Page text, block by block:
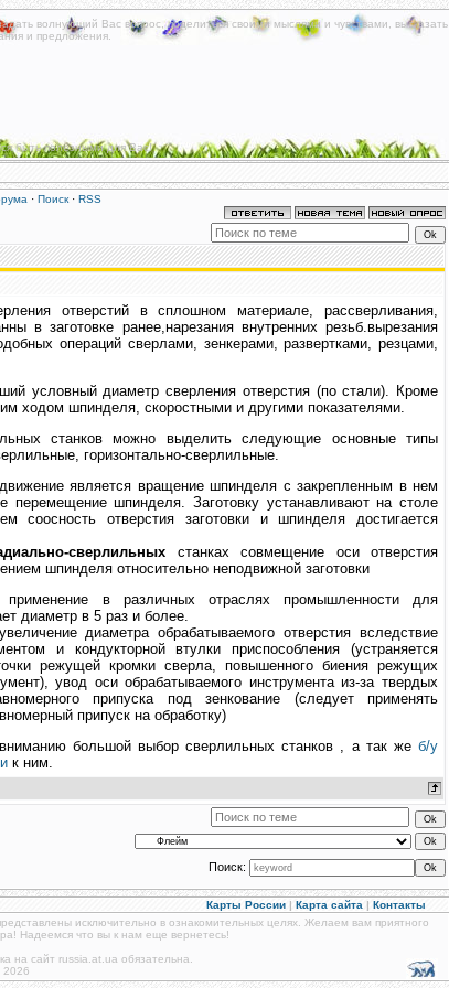
волнующий Вас вопрос, поделиться своими мыслями и чувствами, высказать
и предложения.
быть полезными для Вас!
· Поиск· RSS
отверстий в сплошном материале, рассверливания,
в заготовке ранее,нарезания внутренних резьб.вырезания
операций сверлами, зенкерами, развертками, резцами,
условный диаметр сверления отверстия (по стали). Кроме
ходом шпинделя, скоростными и другими показателями.
станков можно выделить следующие основные типы
горизонтально-сверлильные.
является вращение шпинделя с закрепленным в нем
перемещение шпинделя. Заготовку устанавливают на столе
соосность отверстия заготовки и шпинделя достигается
сверлильных станках совмещение оси отверстия
шпинделя относительно неподвижной заготовки
применение в различных отраслях промышленности для
диаметр в 5 раз и более.
диаметра обрабатываемого отверстия вследствие
и кондукторной втулки приспособления (устраняется
режущей кромки сверла, повышенного биения режущих
увод оси обрабатываемого инструмента из-за твердых
припуска под зенкование (следует применять
припуск на обработку)
большой выбор сверлильных станков , а так же б/у
к ним.
Поиск:
Карты России | Карта сайта | Контакты
исключительно в ознакомительных целях. Желаем вам приятного
Надеемся что вы к нам еще вернетесь!
на сайт russia.at.ua обязательна.
2026